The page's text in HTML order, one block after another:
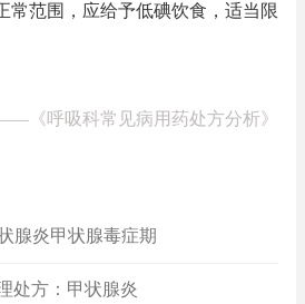
常范围，应给予低碘饮食，适当限
《呼吸科常见病用药处方分析》
腺炎甲状腺毒症期
处方：甲状腺炎